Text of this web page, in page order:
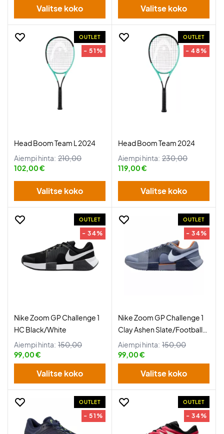
Valitse koko Valitse koko
OUTLET
- 51%
Head Boom Team L 2024
Aiempi hinta: 210,00
102,00 €
Valitse koko
OUTLET
- 48%
Head Boom Team 2024
Aiempi hinta: 230,00
119,00 €
Valitse koko
OUTLET
- 34%
Nike Zoom GP Challenge 1
HC Black/White
Aiempi hinta: 150,00
99,00 €
Valitse koko
OUTLET
- 34%
Nike Zoom GP Challenge 1
Clay Ashen Slate/Football
Grey
Aiempi hinta: 150,00
99,00 €
Valitse koko
OUTLET
- 51%
OUTLET
- 34%